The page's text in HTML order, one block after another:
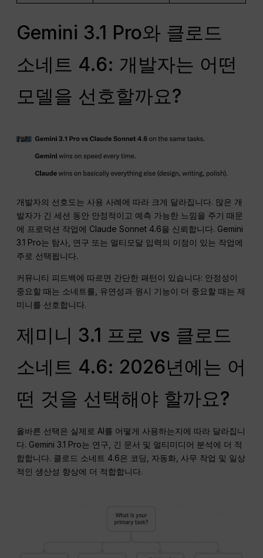
Gemini 3.1 Pro와 클로드
소네트 4.6: 개발자는 어떤
모델을 선호할까요?
개발자의 선호도는 사용 사례에 따라 크게 달라집니다. 많은 개
발자가 긴 세션 동안 안정적이고 예측 가능한 느낌을 주기 때문
에 프로덕션 작업에 Claude Sonnet 4.6을 신뢰합니다. Gemini
3.1 Pro는 탐사, 연구 또는 멀티모달 입력의 이점이 있는 작업에
주로 선택됩니다.
커뮤니티 피드백에 따르면 간단한 패턴이 있습니다: 안정성이
중요할 때는 소네트를, 유연성과 원시 기능이 더 중요할 때는 제
미니를 선호합니다.
제미니 3.1 프로 vs 클로드
소네트 4.6: 2026년에는 어
떤 것을 선택해야 할까요?
올바른 선택은 실제로 AI를 어떻게 사용하는지에 따라 달라집니
다. Gemini 3.1 Pro는 연구, 긴 문서 및 멀티미디어 분석에 더 적
합합니다. 클로드 소네트 4.6은 코딩, 자동화, 사무 작업 및 일상
적인 생산성 향상에 더 적합합니다.